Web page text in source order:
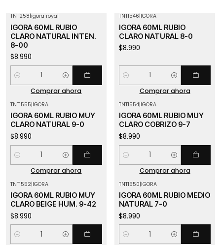
TNT258|igora royal
IGORA 60ML RUBIO
CLARO NATURAL INTEN.
8-00
$8.990
Cantidad
Comprar ahora
TNT1546|IGORA
IGORA 60ML RUBIO
CLARO NATURAL 8-0
$8.990
Cantidad
Comprar ahora
TNT1555|IGORA
IGORA 60ML RUBIO MUY
CLARO NATURAL 9-0
$8.990
Cantidad
Comprar ahora
TNT1554|IGORA
IGORA 60ML RUBIO MUY
CLARO COBRIZO 9-7
$8.990
Cantidad
Comprar ahora
TNT1552|IGORA
IGORA 60ML RUBIO MUY
CLARO BEIGE HUM. 9-42
$8.990
Cantidad
TNT1550|IGORA
IGORA 60ML RUBIO MEDIO
NATURAL 7-0
$8.990
Cantidad